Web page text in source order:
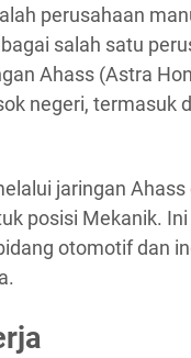
perusahaan
salah satu
Ahass (Astra
negeri, termasuk
jaringan
posisi Mekanik.
otomotif dan